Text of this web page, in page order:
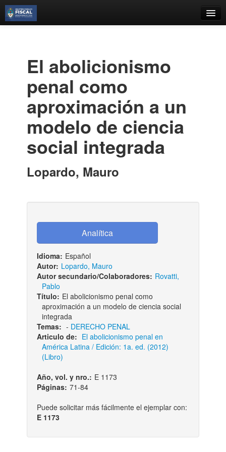
Estantes Virtuales
Contacto
Iniciar sesión
El abolicionismo
penal como
aproximación a un
modelo de ciencia
social integrada
Lopardo, Mauro
Idioma: Español
Autor: Lopardo, Mauro
Autor secundario/Colaboradores: Rovatti,
Pablo
Título: El abolicionismo penal como
aproximación a un modelo de ciencia social
integrada
Temas: - DERECHO PENAL
Articulo de: El abolicionismo penal en
América Latina / Edición: 1a. ed. (2012)
(Libro)
Año, vol. y nro.: E 1173
Páginas: 71-84
Puede solicitar más fácilmente el ejemplar con:
E 1173